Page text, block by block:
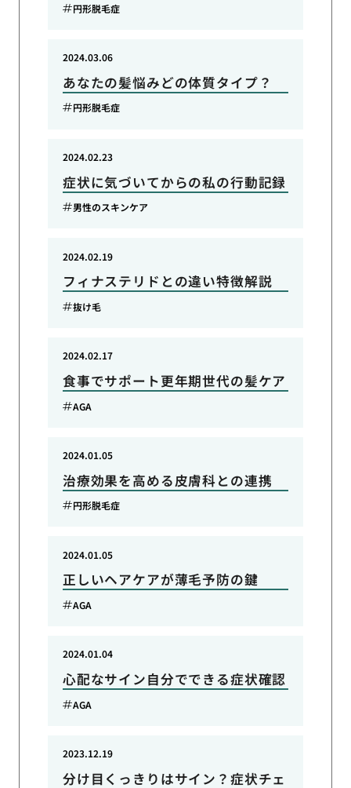
円形脱毛症
あなたの髪悩みどの体質タイプ？
2024.03.06
円形脱毛症
症状に気づいてからの私の行動記録
2024.02.23
男性のスキンケア
フィナステリドとの違い特徴解説
2024.02.19
抜け毛
食事でサポート更年期世代の髪ケア
2024.02.17
AGA
治療効果を高める皮膚科との連携
2024.01.05
円形脱毛症
正しいヘアケアが薄毛予防の鍵
2024.01.05
AGA
心配なサイン自分でできる症状確認
2024.01.04
AGA
分け目くっきりはサイン？症状チェ
2023.12.19